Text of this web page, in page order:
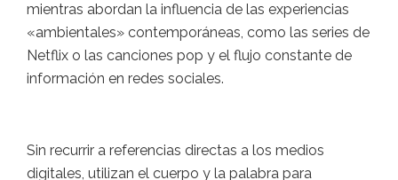
mientras abordan la influencia de las experiencias
«ambientales» contemporáneas, como las series de
Netflix o las canciones pop y el flujo constante de
información en redes sociales.
Sin recurrir a referencias directas a los medios
digitales, utilizan el cuerpo y la palabra para